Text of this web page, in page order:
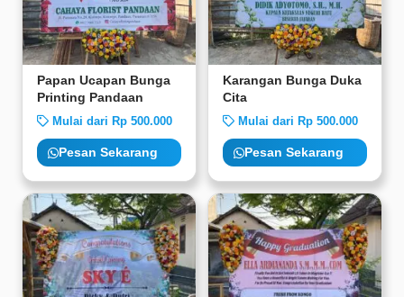
Papan Ucapan Bunga
Printing Pandaan
Mulai dari Rp 500.000
Pesan Sekarang
Karangan Bunga Duka
Cita
Mulai dari Rp 500.000
Pesan Sekarang